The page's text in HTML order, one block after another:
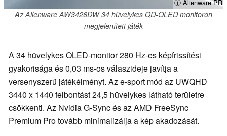
ⓘ Alienware PR
Az Alienware AW3426DW 34 hüvelykes QD-OLED monitoron
megjelenített játék
A 34 hüvelykes OLED-monitor 280 Hz-es képfrissítési
gyakorisága és 0,03 ms-os válaszideje javítja a
versenyszerű játékélményt. Az e-sport mód az UWQHD
3440 x 1440 felbontást 24,5 hüvelykes látható területre
csökkenti. Az Nvidia G-Sync és az AMD FreeSync
Premium Pro tovább minimalizálja a kép akadozását.